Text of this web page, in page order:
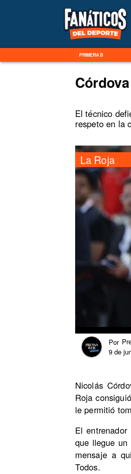
PRIMERA B
La Roja
Por
9 de
El técnico
respeto en la
Nicolás
Roja
le permitió
El
que llegue un
mensaje a
Todos.